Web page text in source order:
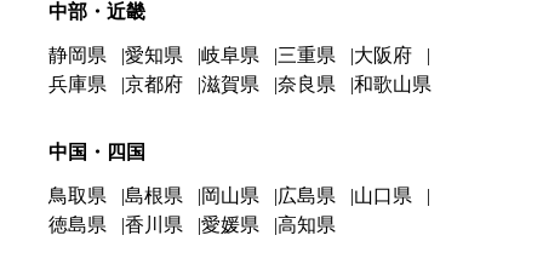
中部・近畿
静岡県 愛知県 岐阜県 三重県
大阪府
兵庫県
京都府 滋賀県 奈良県 和歌山県
中国・四国
鳥取県 島根県 岡山県 広島県
山口県
徳島県
香川県 愛媛県 高知県